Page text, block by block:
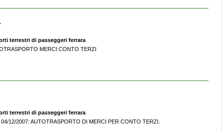
terrestri di passeggeri ferrara
MERCI CONTO TERZI
terrestri di passeggeri ferrara
12/2007: AUTOTRASPORTO DI MERCI PER CONTO TERZI.